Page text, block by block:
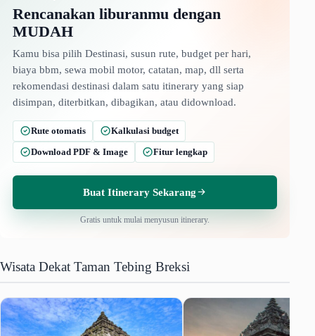
Rencanakan liburanmu dengan
MUDAH
Kamu bisa pilih Destinasi, susun rute, budget per hari,
biaya bbm, sewa mobil motor, catatan, map, dll serta
rekomendasi destinasi dalam satu itinerary yang siap
disimpan, diterbitkan, dibagikan, atau didownload.
Rute otomatis
Kalkulasi budget
Download PDF & Image
Fitur lengkap
Buat Itinerary Sekarang
Gratis untuk mulai menyusun itinerary.
Wisata Dekat Taman Tebing Breksi